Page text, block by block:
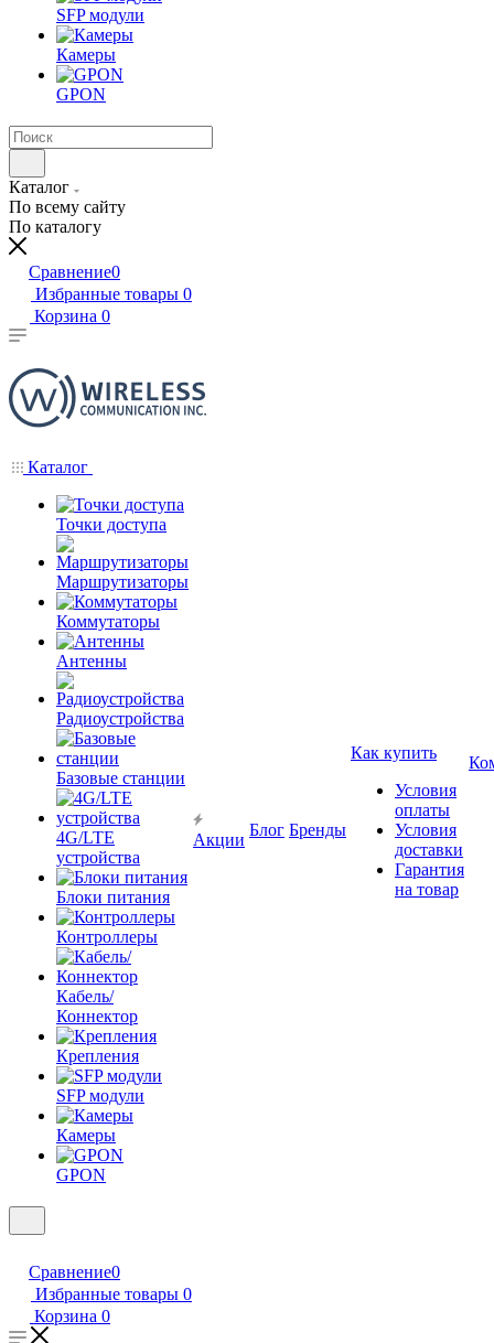
SFP модули
Камеры
GPON
Каталог
По всему сайту
По каталогу
Сравнение0
Избранные товары 0
Корзина 0
Каталог
Точки доступа
Маршрутизаторы
Коммутаторы
Антенны
Радиоустройства
Базовые станции
4G/LTE
устройства
Блоки питания
Контроллеры
Кабель/
Коннектор
Крепления
SFP модули
Камеры
GPON
Акции
Блог Бренды
Как купить
Условия
оплаты
Условия
доставки
Гарантия
на товар
Сравнение0
Избранные товары 0
Корзина 0